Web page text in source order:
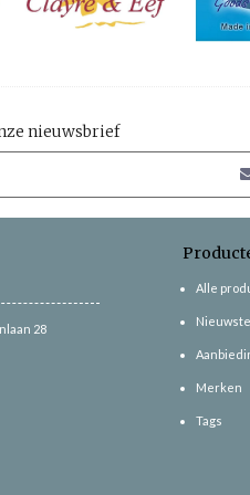
nieuwsbrief
28
Alle
Merken
Tags